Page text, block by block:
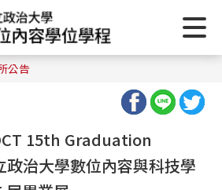
公告
15th Graduation
治大學數位內容與科技學